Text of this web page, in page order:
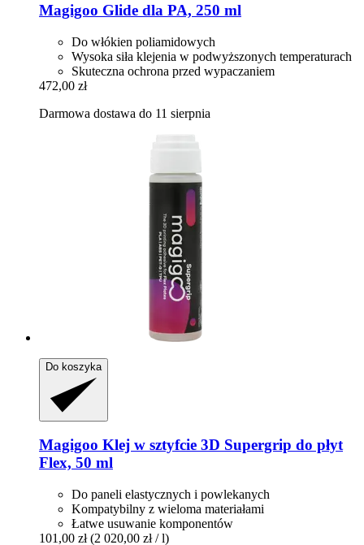
Magigoo Glide dla PA, 250 ml
Do włókien poliamidowych
Wysoka siła klejenia w podwyższonych temperaturach
Skuteczna ochrona przed wypaczaniem
472,00 zł
Darmowa dostawa do 11 sierpnia
Do koszyka
Magigoo Klej w sztyfcie 3D Supergrip do płyt
Flex, 50 ml
Do paneli elastycznych i powlekanych
Kompatybilny z wieloma materiałami
Łatwe usuwanie komponentów
101,00 zł (2 020,00 zł / l)